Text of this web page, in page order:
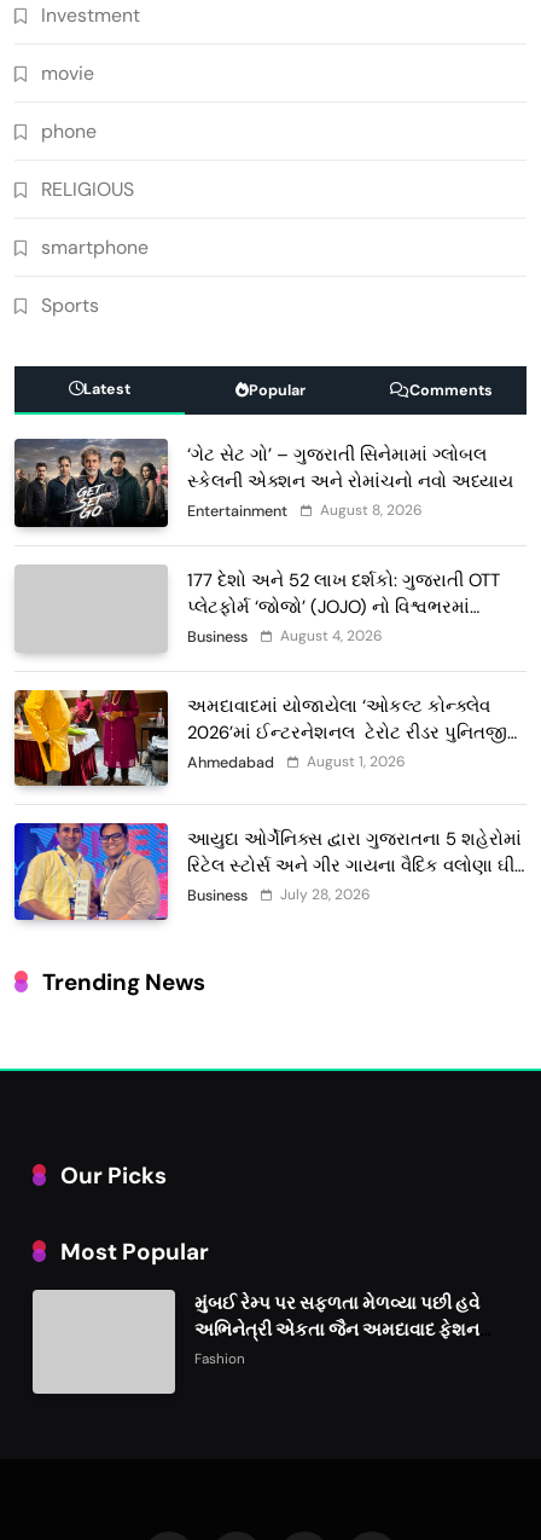
Investment
movie
phone
RELIGIOUS
smartphone
Sports
Latest Popular Comments
‘ગેટ સેટ ગો’ – ગુજરાતી સિનેમામાં ગ્લોબલ
સ્કેલની એક્શન અને રોમાંચનો નવો અધ્યાય
Entertainment August 8, 2026
177 દેશો અને 52 લાખ દર્શકો: ગુજરાતી OTT
પ્લેટફોર્મ ‘જોજો’ (JOJO) નો વિશ્વભરમાં
દબદબો
Business August 4, 2026
અમદાવાદમાં યોજાયેલા ‘ઓકલ્ટ કોન્ક્લેવ
2026’માં ઈન્ટરનેશનલ ટેરોટ રીડર પુનિતજી
લુલ્લા એ ટેરોટ કાર્ડ રીડિંગ અંગે માહિતી આપી
Ahmedabad August 1, 2026
આયુદા ઓર્ગેનિક્સ દ્વારા ગુજરાતના 5 શહેરોમાં
રિટેલ સ્ટોર્સ અને ગીર ગાયના વૈદિક વલોણા ઘી-
દૂધની શુદ્ધ સેવાઓ સાથે વ્યાપક વિસ્તરણ
Business July 28, 2026
Trending News
Our Picks
Most Popular
મુંબઈ રેમ્પ પર સફળતા મેળવ્યા પછી હવે
અભિનેત્રી એકતા જૈન અમદાવાદ ફેશન
વીકમાં પોતાની પ્રતિભા પ્રદર્શિત કરશે
Fashion